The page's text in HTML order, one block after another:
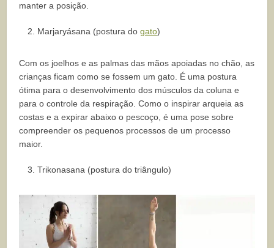
manter a posição.
Marjaryásana (postura dogato)
Com os joelhos e as palmas das mãos apoiadas no chão, as
crianças ficam como se fossem um gato. É uma postura
ótima para o desenvolvimento dos músculos da coluna e
para o controle da respiração. Como o inspirar arqueia as
costas e a expirar abaixo o pescoço, é uma pose sobre
compreender os pequenos processos de um processo
maior.
Trikonasana (postura do triângulo)